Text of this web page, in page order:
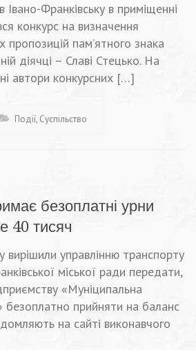
Івано-Франківську в приміщенні
конкурс на визначення
пропозицій пам’ятного знака
діячці – Славі Стецько. На
автори конкурсних […]
Події, Суспільство
безоплатні урни
40 тисяч
вирішили управлінню транспорту
міської ради передати,
«Муніципальна
безоплатно прийняти на баланс
на сайті виконавчого